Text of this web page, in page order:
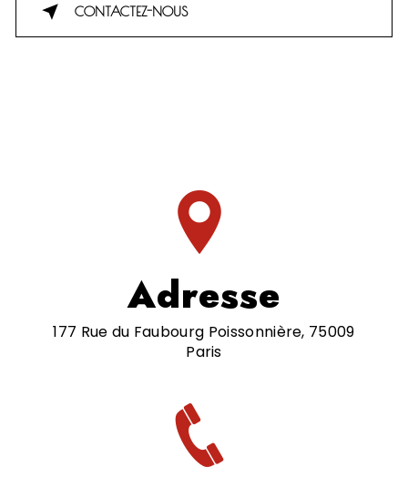
CONTACTEZ-NOUS
Adresse
177 Rue du Faubourg Poissonnière, 75009
Paris